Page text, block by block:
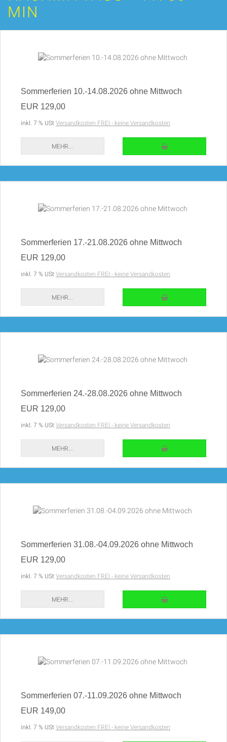
MIN
Sommerferien 10.-14.08.2026 ohne Mittwoch
EUR 129,00
inkl. 7 % USt Versandkosten FREI - keine Versandkosten
MEHR... IN DEN WARENKORB
Sommerferien 17.-21.08.2026 ohne Mittwoch
EUR 129,00
inkl. 7 % USt Versandkosten FREI - keine Versandkosten
MEHR... IN DEN WARENKORB
Sommerferien 24.-28.08.2026 ohne Mittwoch
EUR 129,00
inkl. 7 % USt Versandkosten FREI - keine Versandkosten
MEHR... IN DEN WARENKORB
Sommerferien 31.08.-04.09.2026 ohne Mittwoch
EUR 129,00
inkl. 7 % USt Versandkosten FREI - keine Versandkosten
MEHR... IN DEN WARENKORB
Sommerferien 07.-11.09.2026 ohne Mittwoch
EUR 149,00
inkl. 7 % USt Versandkosten FREI - keine Versandkosten